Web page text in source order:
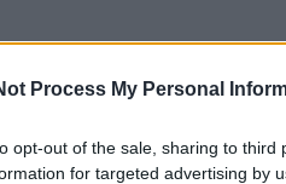
Process My Personal
opt-out of the sale, sharing to
for targeted advertising by
ir 8,3 Nm sukimo
sureguliuotą elektroninį